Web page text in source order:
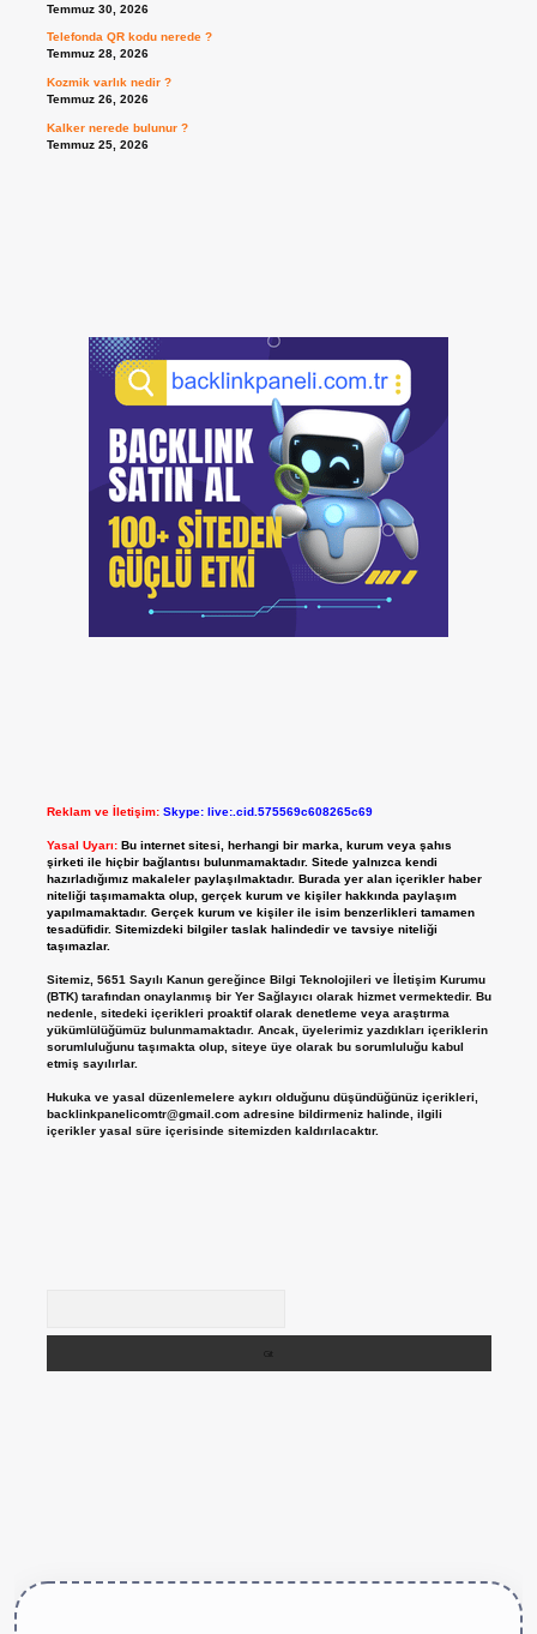
Temmuz 30, 2026
Telefonda QR kodu nerede ?
Temmuz 28, 2026
Kozmik varlık nedir ?
Temmuz 26, 2026
Kalker nerede bulunur ?
Temmuz 25, 2026
Reklam ve İletişim: Skype: live:.cid.575569c608265c69
Yasal Uyarı: Bu internet sitesi, herhangi bir marka, kurum veya şahıs
şirketi ile hiçbir bağlantısı bulunmamaktadır. Sitede yalnızca kendi
hazırladığımız makaleler paylaşılmaktadır. Burada yer alan içerikler haber
niteliği taşımamakta olup, gerçek kurum ve kişiler hakkında paylaşım
yapılmamaktadır. Gerçek kurum ve kişiler ile isim benzerlikleri tamamen
tesadüfidir. Sitemizdeki bilgiler taslak halindedir ve tavsiye niteliği
taşımazlar.
Sitemiz, 5651 Sayılı Kanun gereğince Bilgi Teknolojileri ve İletişim Kurumu
(BTK) tarafından onaylanmış bir Yer Sağlayıcı olarak hizmet vermektedir. Bu
nedenle, sitedeki içerikleri proaktif olarak denetleme veya araştırma
yükümlülüğümüz bulunmamaktadır. Ancak, üyelerimiz yazdıkları içeriklerin
sorumluluğunu taşımakta olup, siteye üye olarak bu sorumluluğu kabul
etmiş sayılırlar.
Hukuka ve yasal düzenlemelere aykırı olduğunu düşündüğünüz içerikleri,
backlinkpanelicomtr@gmail.comadresine bildirmeniz halinde, ilgili
içerikler yasal süre içerisinde sitemizden kaldırılacaktır.